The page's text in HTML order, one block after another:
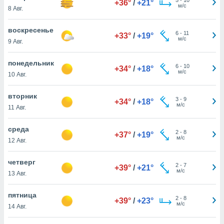
действия
рекламу
нашей
cookie
cookie
в
нашего
8 Авг.
+36° / +21°
м/с
воскресенье
9 Авг.
+33° / +19° 6- 11
м/с
понедельник
10 Авг.
+34° / +18° 6- 10
м/с
вторник
11 Авг.
+34° / +18° 3- 9
м/с
среда
12 Авг.
+37° / +19° 2- 8
м/с
четверг
13 Авг.
+39° / +21° 2- 7
м/с
пятница
14 Авг.
+39° / +23° 2- 8
м/с